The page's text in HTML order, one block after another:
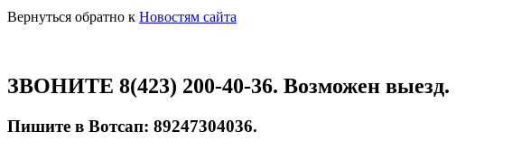
Вернуться обратно к Новостям сайта
ЗВОНИТЕ 8(423) 200-40-36. Возможен выезд.
Пишите в Вотсап: 89247304036.